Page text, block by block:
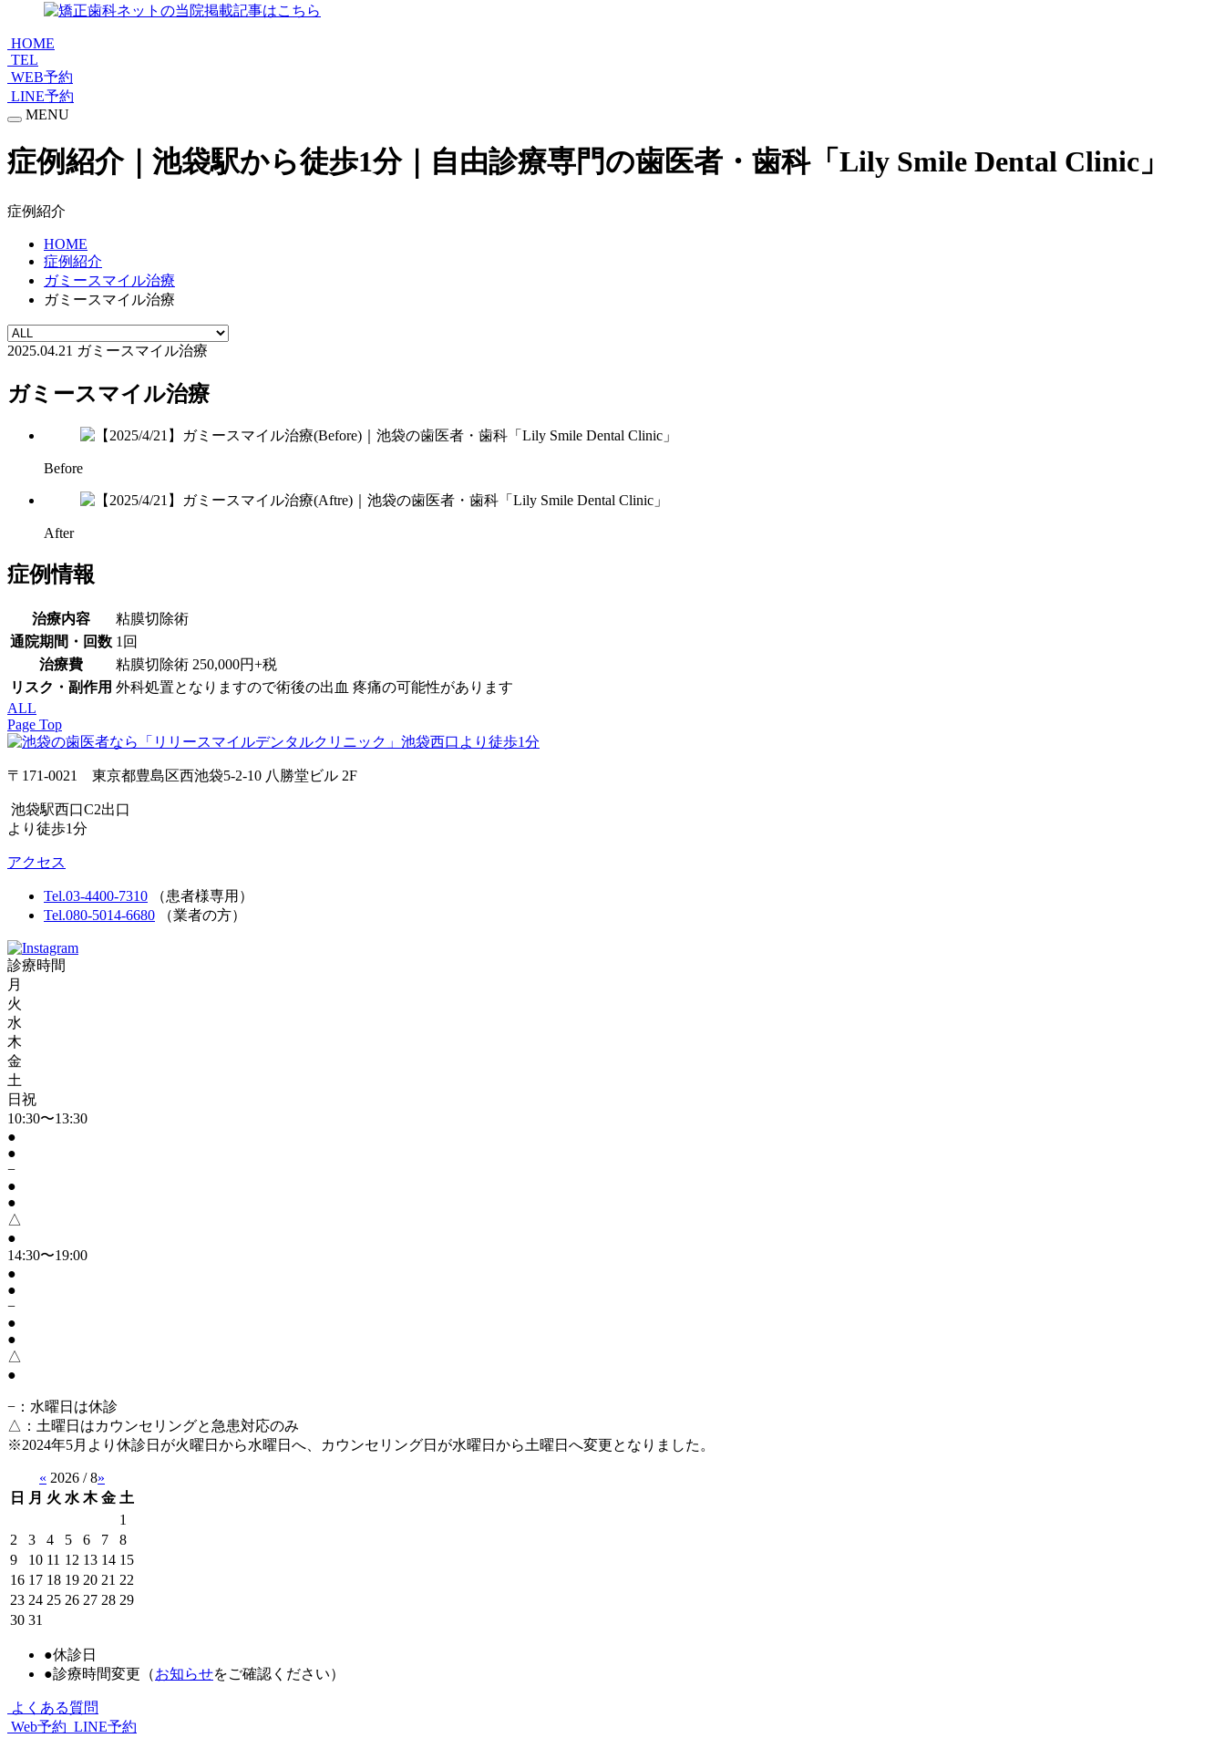
HOME
TEL
WEB予約
LINE予約
MENU
症例紹介｜池袋駅から徒歩1分｜自由診療専門の歯医者・歯科「Lily Smile Dental Clinic」
症例紹介
HOME
症例紹介
ガミースマイル治療
ガミースマイル治療
2025.04.21 ガミースマイル治療
ガミースマイル治療
Before
After
症例情報
治療内容
粘膜切除術
通院期間・回数 1回
治療費
粘膜切除術 250,000円+税
リスク・副作用 外科処置となりますので術後の出血 疼痛の可能性があります
ALL
Page Top
〒171-0021 東京都豊島区西池袋5-2-10 八勝堂ビル 2F
池袋駅西口C2出口
より徒歩1分
アクセス
Tel.03-4400-7310
（患者様専用）
Tel.080-5014-6680
（業者の方）
診療時間
月
火
水
木
金
土
日祝
10:30〜13:30
●
●
−
●
●
△
●
14:30〜19:00
●
●
−
●
●
△
●
− ：水曜日は休診
△ ：土曜日はカウンセリングと急患対応のみ
※2024年5月より休診日が火曜日から水曜日へ、カウンセリング日が水曜日から土曜日へ変更となりました。
« 2026 / 8»
日
月 火 水 木 金 土
1
2
3 4 5 6 7
8
9
10 11 12 13 14 15
16 17 18 19 20 21 22
23 24 25 26 27 28 29
30 31
●休診日
●診療時間変更（お知らせをご確認ください）
よくある質問
Web予約 LINE予約